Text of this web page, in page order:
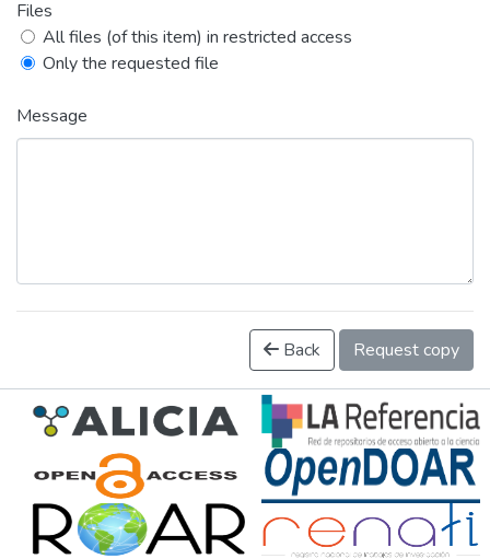
Files
All files (of this item) in restricted access
Only the requested file
Message
Back Request copy